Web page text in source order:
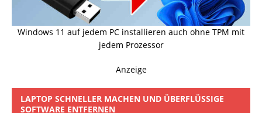
Windows 11 auf jedem PC installieren auch ohne TPM mit
jedem Prozessor
Anzeige
LAPTOP SCHNELLER MACHEN UND ÜBERFLÜSSIGE
SOFTWARE ENTFERNEN